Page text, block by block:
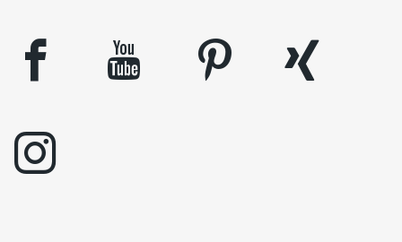
facebook youtube pinterest
xing
instagram